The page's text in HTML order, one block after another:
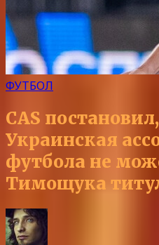
ФУТБОЛ
CAS
Украинская
футбола не
Тимощука